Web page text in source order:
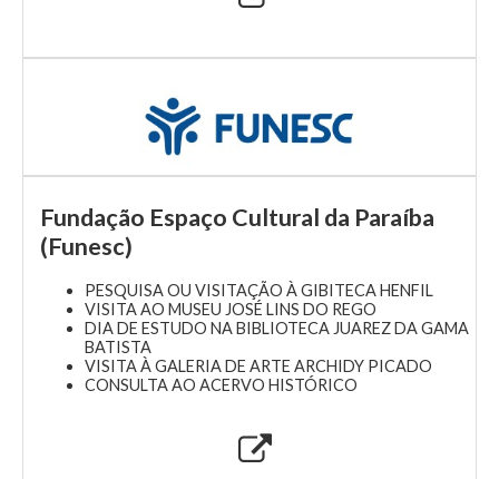
Fundação Espaço Cultural da Paraíba
(Funesc)
PESQUISA OU VISITAÇÃO À GIBITECA HENFIL
VISITA AO MUSEU JOSÉ LINS DO REGO
DIA DE ESTUDO NA BIBLIOTECA JUAREZ DA GAMA
BATISTA
VISITA À GALERIA DE ARTE ARCHIDY PICADO
CONSULTA AO ACERVO HISTÓRICO